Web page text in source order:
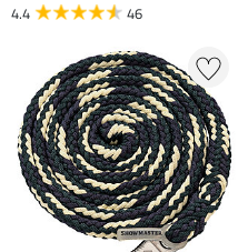
4.4 46